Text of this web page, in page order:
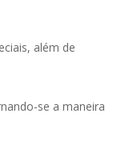
além de
se a maneira